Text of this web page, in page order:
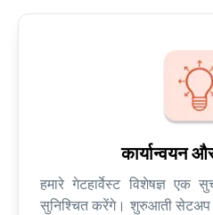
कार्यान्वयन
हमारे गेटहार्वेस्ट विशेषज्ञ एक
सुनिश्चित करेंगे। शुरुआती